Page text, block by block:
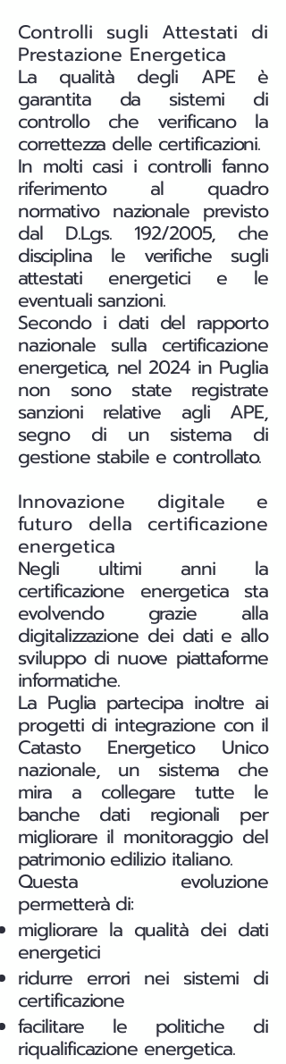
Controlli sugli Attestati di
Prestazione Energetica
La qualità degli APE è
garantita da sistemi di
controllo che verificano la
correttezza delle certificazioni.
In molti casi i controlli fanno
riferimento al quadro
normativo nazionale previsto
dal D.Lgs. 192/2005, che
disciplina le verifiche sugli
attestati energetici e le
eventuali sanzioni.
Secondo i dati del rapporto
nazionale sulla certificazione
energetica, nel 2024 in Puglia
non sono state registrate
sanzioni relative agli APE,
segno di un sistema di
gestione stabile e controllato.
Innovazione digitale e
futuro della certificazione
energetica
Negli ultimi anni la
certificazione energetica sta
evolvendo grazie alla
digitalizzazione dei dati e allo
sviluppo di nuove piattaforme
informatiche.
La Puglia partecipa inoltre ai
progetti di integrazione con il
Catasto Energetico Unico
nazionale, un sistema che
mira a collegare tutte le
banche dati regionali per
migliorare il monitoraggio del
patrimonio edilizio italiano.
Questa evoluzione
permetterà di:
migliorare la qualità dei dati
energetici
ridurre errori nei sistemi di
certificazione
facilitare le politiche di
riqualificazione energetica.